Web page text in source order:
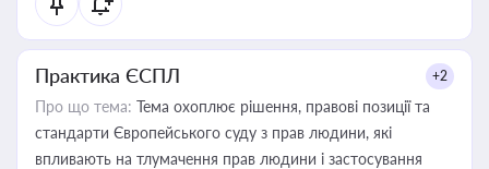
Практика ЄСПЛ +2
Про що тема: Тема охоплює рішення, правові позиції та
стандарти Європейського суду з прав людини, які
впливають на тлумачення прав людини і застосування